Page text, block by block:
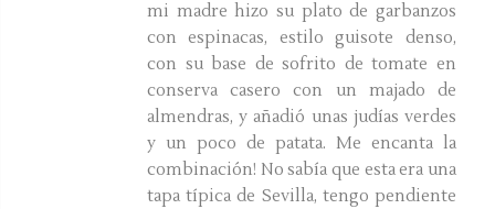
mi madre hizo su plato de garbanzos
con espinacas, estilo guisote denso,
con su base de sofrito de tomate en
conserva casero con un majado de
almendras, y añadió unas judías verdes
y un poco de patata. Me encanta la
combinación! No sabía que esta era una
tapa típica de Sevilla, tengo pendiente